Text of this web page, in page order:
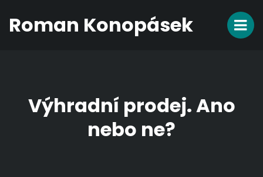
Roman Konopásek
Výhradní prodej. Ano
nebo ne?